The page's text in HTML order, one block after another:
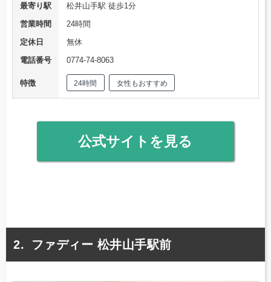
最寄り駅
松井山手駅 徒歩1分
営業時間
24時間
定休日
無休
電話番号
0774-74-8063
特徴 24時間 女性もおすすめ
公式サイトを見る
ファディー 松井山手駅前